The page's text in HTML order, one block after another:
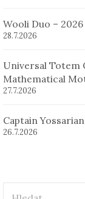
Wooli Duo – 2026
28.7.2026
Universal Totem
Mathematical
27.7.2026
Captain
26.7.2026